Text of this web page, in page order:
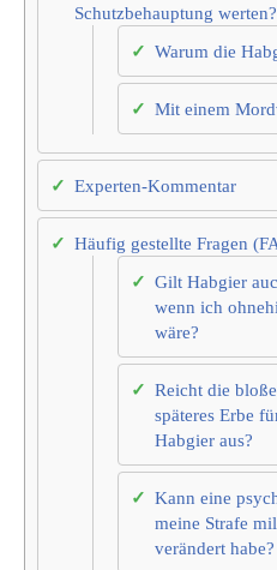
Schutzbehauptung werten?
Warum die
Mit einem
Experten-Kommentar
Häufig gestellte Fragen
Gilt Habgier
wenn ich
wäre?
Reicht die
späteres Erbe
Habgier aus?
Kann eine
meine Strafe
verändert habe?